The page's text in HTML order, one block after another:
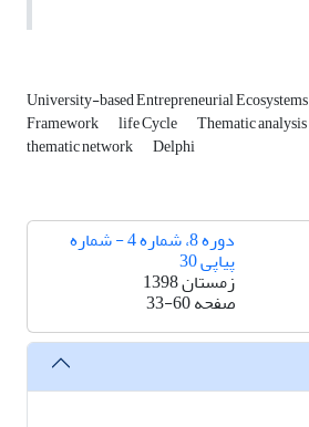
University-based Entrepreneurial Ecosystems
Framework life Cycle Thematic analysis
thematic network Delphi
دوره 8، شماره 4 - شماره
پیاپی 30
زمستان 1398
صفحه33-60